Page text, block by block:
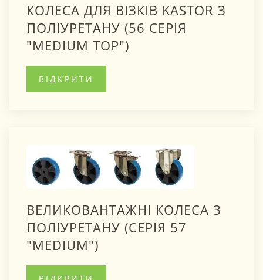
КОЛЕСА ДЛЯ ВІЗКІВ KASTOR З
ПОЛІУРЕТАНУ (56 СЕРІЯ
"MEDIUM TOP")
ВІДКРИТИ
ВЕЛИКОВАНТАЖНІ КОЛЕСА З
ПОЛІУРЕТАНУ (СЕРІЯ 57
"MEDIUM")